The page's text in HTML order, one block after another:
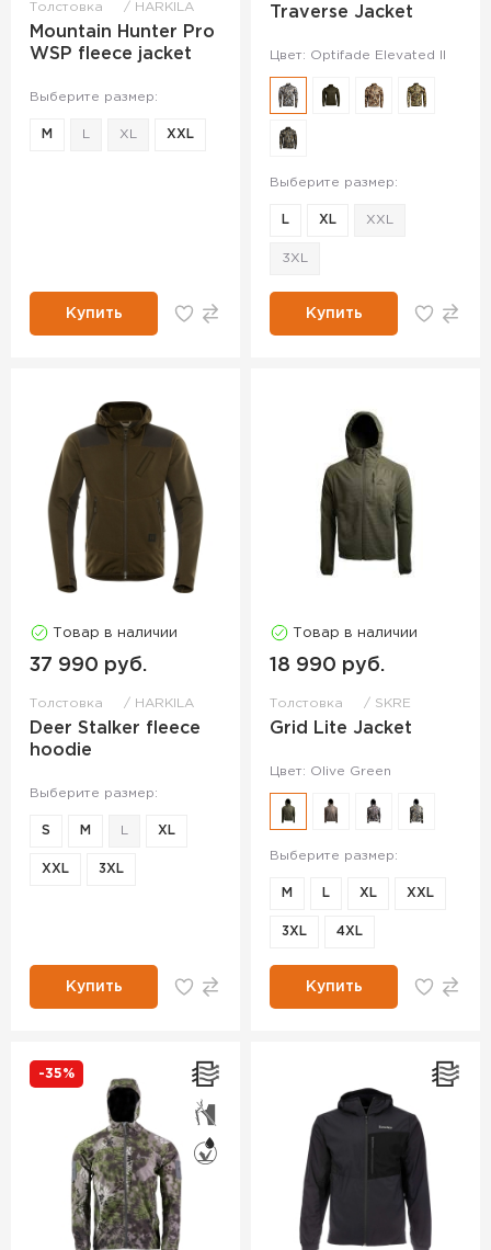
Толстовка HARKILA
Mountain Hunter Pro
WSP fleece jacket
Выберите размер:
M XL XXL
Купить
Traverse Jacket
Цвет: Optifade Elevated II
Выберите размер:
L XL XXL
3XL
Купить
Товар в наличии
37 990 руб.
Толстовка HARKILA
Deer Stalker fleece
hoodie
Выберите размер:
S M XL
XXL 3XL
Купить
Товар в наличии
18 990 руб.
Толстовка SKRE
Grid Lite Jacket
Цвет: Olive Green
Выберите размер:
M L XL XXL
3XL 4XL
Купить
-35%